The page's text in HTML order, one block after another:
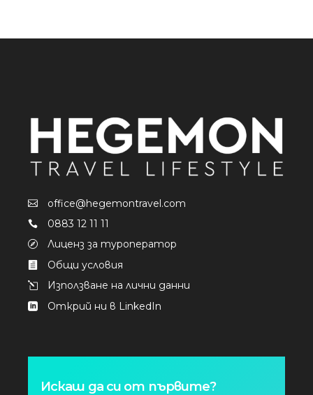
office@hegemontravel.com
0883 12 11 11
Лиценз за туроператор
Общи условия
Използване на лични данни
Открий ни в LinkedIn
Искаш да си от първите?